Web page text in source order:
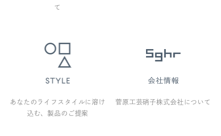
て
あなたのライフスタイルに溶け
込む、製品のご提案
菅原工芸硝子株式会社について